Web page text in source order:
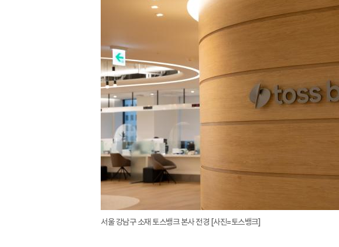
서울 강남구 소재 토스뱅크 본사 전경 [사진=토스뱅크]